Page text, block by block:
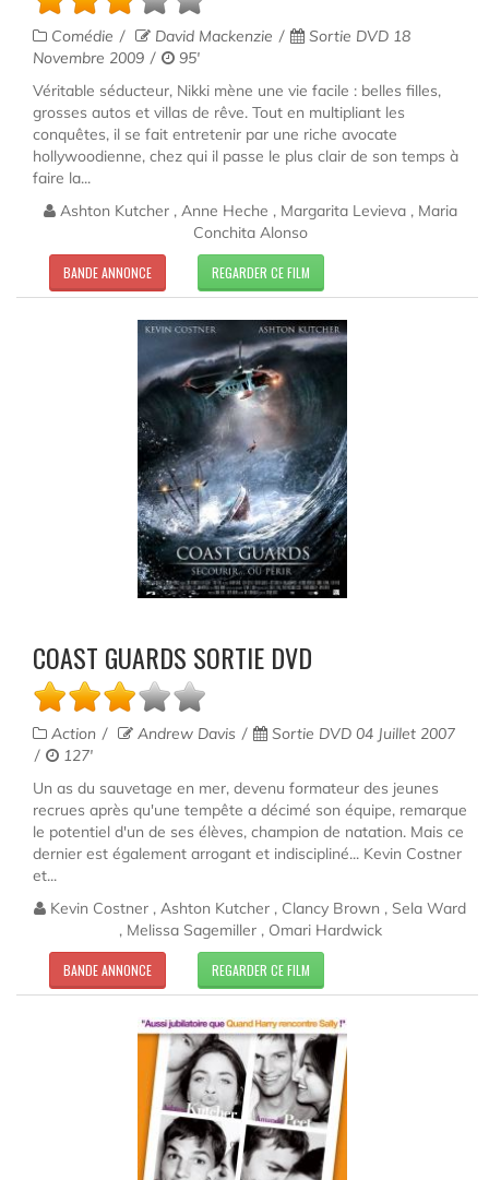
Comédie David Mackenzie
Sortie DVD 18
Novembre 2009
95'
Véritable séducteur, Nikki mène une vie facile : belles filles,
grosses autos et villas de rêve. Tout en multipliant les
conquêtes, il se fait entretenir par une riche avocate
hollywoodienne, chez qui il passe le plus clair de son temps à
faire la...
Ashton Kutcher , Anne Heche , Margarita Levieva , Maria
Conchita Alonso
BANDE ANNONCE REGARDER CE FILM
COAST GUARDS SORTIE DVD
Action Andrew Davis
Sortie DVD 04 Juillet 2007
127'
Un as du sauvetage en mer, devenu formateur des jeunes
recrues après qu'une tempête a décimé son équipe, remarque
le potentiel d'un de ses élèves, champion de natation. Mais ce
dernier est également arrogant et indiscipliné... Kevin Costner
et...
Kevin Costner , Ashton Kutcher , Clancy Brown , Sela Ward
, Melissa Sagemiller , Omari Hardwick
BANDE ANNONCE REGARDER CE FILM